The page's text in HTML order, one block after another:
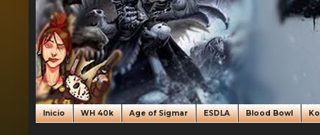
Inicio WH 40k Age of Sigmar ESDLA Blood Bowl